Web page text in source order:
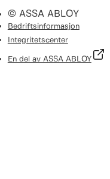
© ASSA ABLOY
Bedriftsinformasjon
Integritetscenter
En del av ASSA ABLOY